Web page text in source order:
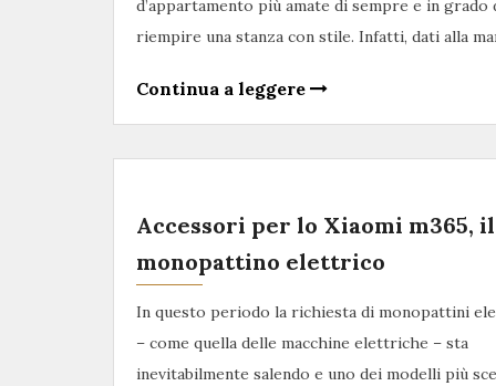
d’appartamento più amate di sempre e in grado
riempire una stanza con stile. Infatti, dati alla
Continua a leggere
Accessori per lo Xiaomi m365, il
monopattino elettrico
In questo periodo la richiesta di monopattini
– come quella delle macchine elettriche – sta
inevitabilmente salendo e uno dei modelli più